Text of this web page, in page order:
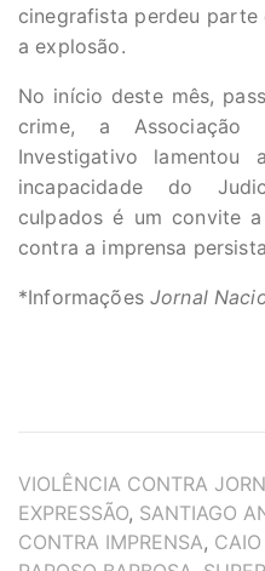
cinegrafista perdeu
a explosão.
No início deste mês,
crime, a Associação
Investigativo
incapacidade do
culpados é um convite
contra a imprensa
*InformaçõesJornal
TAGS
VIOLÊNCIA CONTRA
EXPRESSÃO, SANTIAGO
CONTRA IMPRENSA,